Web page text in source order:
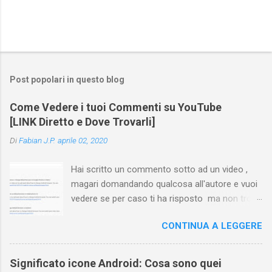
Post popolari in questo blog
Come Vedere i tuoi Commenti su YouTube
[LINK Diretto e Dove Trovarli]
DiFabian J.P. aprile 02, 2020
Hai scritto un commento sotto ad un video ,
magari domandando qualcosa all'autore e vuoi
vedere se per caso ti ha risposto ma non trovi
nessuna voce del tipo " cronologia commenti
YouTube " o cose simili? Vuoi sapere come
farlo sia se accedi dal tuo computer (PC/Mac)
CONTINUA A LEGGERE
Significato icone Android: Cosa sono quei